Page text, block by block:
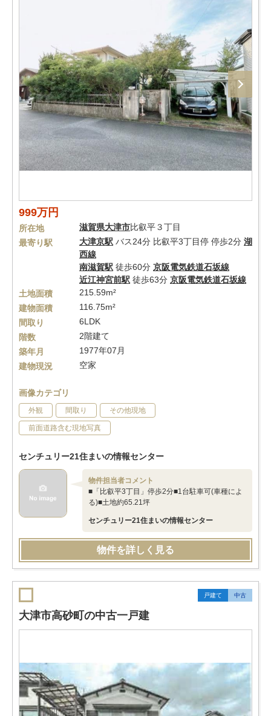
999万円
所在地 滋賀県大津市比叡平３丁目
最寄り駅
大津京駅 バス24分 比叡平3丁目停 停歩2分 湖
西線
南滋賀駅 徒歩60分 京阪電気鉄道石坂線
近江神宮前駅 徒歩63分 京阪電気鉄道石坂線
土地面積
215.59m²
建物面積
116.75m²
間取り
6LDK
階数
2階建て
築年月
1977年07月
建物現況
空家
画像カテゴリ
外観 間取り その他現地
前面道路含む現地写真
センチュリー21住まいの情報センター
物件担当者コメント
■「比叡平3丁目」停歩2分■1台駐車可(車種によ
る)■土地約65.21坪
センチュリー21住まいの情報センター
物件を詳しく見る
戸建て 中古
大津市高砂町の中古一戸建